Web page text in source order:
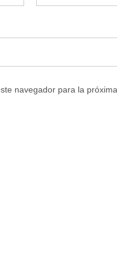
navegador para la